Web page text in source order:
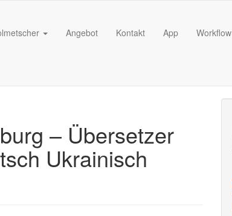
Angebot Kontakt App Workflow
– Übersetzer
Ukrainisch